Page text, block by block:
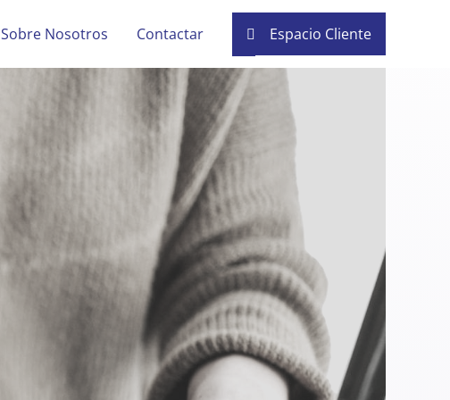
Sobre Nosotros Contactar Espacio Cliente